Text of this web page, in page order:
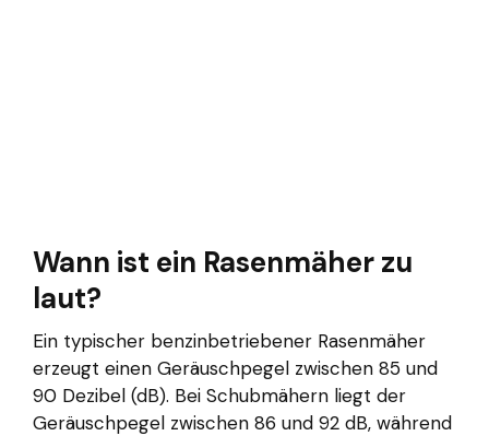
Wann ist ein Rasenmäher zu
laut?
Ein typischer benzinbetriebener Rasenmäher
erzeugt einen Geräuschpegel zwischen 85 und
90 Dezibel (dB). Bei Schubmähern liegt der
Geräuschpegel zwischen 86 und 92 dB, während